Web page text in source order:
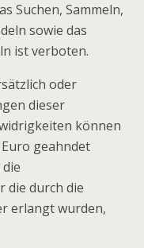
Suchen, Sammeln,
sowie das
ist verboten.
oder
dieser
können
geahndet
die durch die
erlangt wurden,